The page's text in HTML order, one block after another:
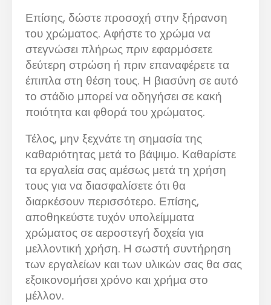
Επίσης, δώστε προσοχή στην ξήρανση
του χρώματος. Αφήστε το χρώμα να
στεγνώσει πλήρως πριν εφαρμόσετε
δεύτερη στρώση ή πριν επαναφέρετε τα
έπιπλα στη θέση τους. Η βιασύνη σε αυτό
το στάδιο μπορεί να οδηγήσει σε κακή
ποιότητα και φθορά του χρώματος.
Τέλος, μην ξεχνάτε τη σημασία της
καθαριότητας μετά το βάψιμο. Καθαρίστε
τα εργαλεία σας αμέσως μετά τη χρήση
τους για να διασφαλίσετε ότι θα
διαρκέσουν περισσότερο. Επίσης,
αποθηκεύστε τυχόν υπολείμματα
χρώματος σε αεροστεγή δοχεία για
μελλοντική χρήση. Η σωστή συντήρηση
των εργαλείων και των υλικών σας θα σας
εξοικονομήσει χρόνο και χρήμα στο
μέλλον.